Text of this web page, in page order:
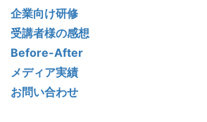
企業向け研修
受講者様の感想
Before-After
メディア実績
お問い合わせ